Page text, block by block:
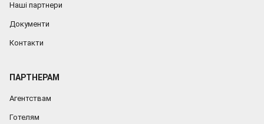
Наші партнери
Документи
Контакти
ПАРТНЕРАМ
Агентствам
Готелям